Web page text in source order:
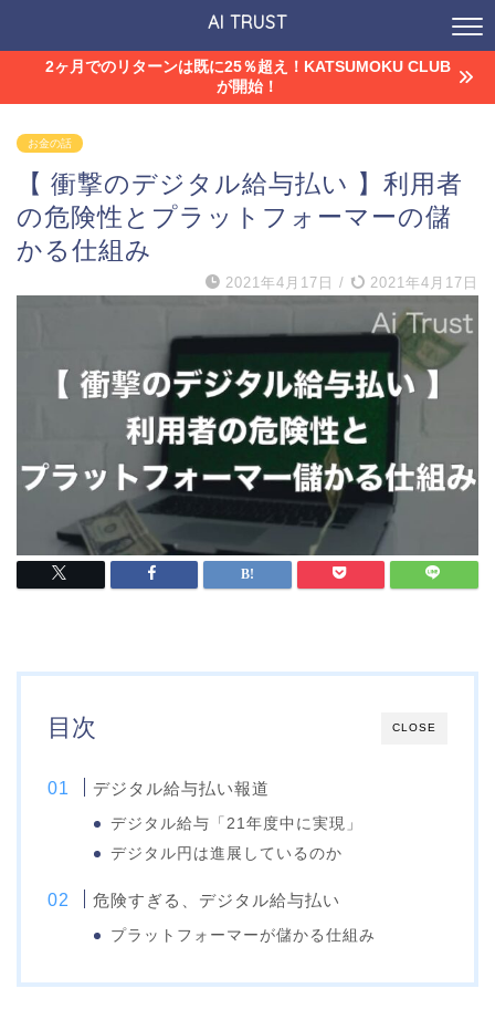
AI TRUST
2ヶ月でのリターンは既に25％超え！KATSUMOKU CLUB
が開始！
お金の話
【 衝撃のデジタル給与払い 】利用者
の危険性とプラットフォーマーの儲
かる仕組み
2021年4月17日 / 2021年4月17日
CLOSE
目次
デジタル給与払い報道
デジタル給与「21年度中に実現」
デジタル円は進展しているのか
危険すぎる、デジタル給与払い
プラットフォーマーが儲かる仕組み